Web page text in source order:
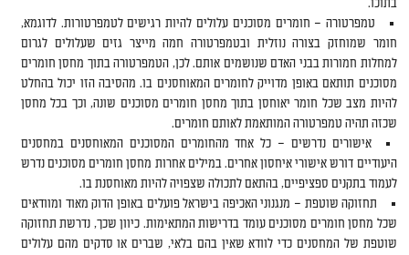
בתוכו.
טמפרטורה – חומרים מסוכנים עלולים להיות רגישים לטמפרטורות. לדוגמא,
חומר שמוחזק בצורה נוזלית ובטמפרטורה חמה מייצר גזים שעלולים לגרום
למחלות חמורות בבני האדם שנושמים אותם. לכן, הטמפרטורה בתוך מחסן חומרים
מסוכנים תותאם באופן מדוייק לחומרים המאוחסנים בו. מהסיבה הזו יכול בהחלט
להיות מצב שכל חומר יאוחסן בתוך מחסן חומרים מסוכנים שונה, וכך בכל מחסן
שכזה תהיה טמפרטורה המותאמת לאותם חומרים.
אישורים נדרשים – כל אחד מהחומרים המסוכנים המאוחסנים במחסנים
היעודיים דורש אישורי איחסון אחרים. במילים אחרות מחסן חומרים מסוכנים נדרש
לעמוד בתקנים ספציפיים, בהתאם לתכולה שצפויה להיות מאוחסנת בו.
תחזוקה שוטפת – מנגנוני האכיפה בישראל פועלים באופן הדוק מאוד ומוודאים
שכל מחסן חומרים מסוכנים עומד בדרישות המתאימות. כיוון שכך, נדרשת תחזוקה
שוטפת של המחסנים כדי לוודא שאין בהם בלאי, שברים או סדקים מהם עלולים